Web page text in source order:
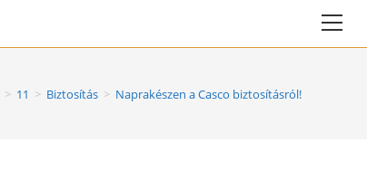
> 11 > Biztosítás > Naprakészen a Casco biztosításról!